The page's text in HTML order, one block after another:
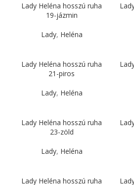
Lady Heléna hosszú ruha
19-jázmin
Lady, Heléna
Lady Heléna hosszú ruha
21-piros
Lady, Heléna
Lady Heléna hosszú ruha
23-zöld
Lady, Heléna
Lady Heléna hosszú ruha